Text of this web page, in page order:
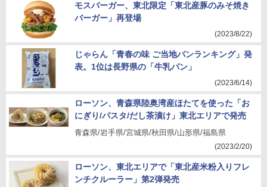
モスバーガー、東北限定「東北産豚のみそ焼き
バーガー」再登場
(2023/8/22)
じゃらん「青春の味 ご当地パンランキング」発
表。1位は長野県の「牛乳パン」
(2023/6/14)
ローソン、青森県陸奥湾産ほたてを使った「お
にぎり/パスタ/だし茶漬け」東北エリアで発売
青森県/岩手県/宮城県/秋田県/山形県/福島県
(2023/2/20)
ローソン、東北エリアで「東北産米粉入りフレ
ンチクルーラー」第2弾発売